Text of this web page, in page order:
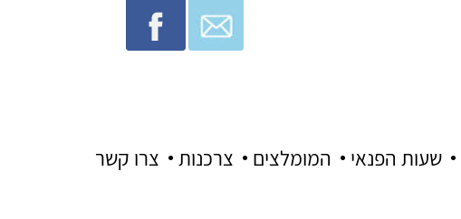
צרו קשר צרכנות המומלצים שעות הפנאי